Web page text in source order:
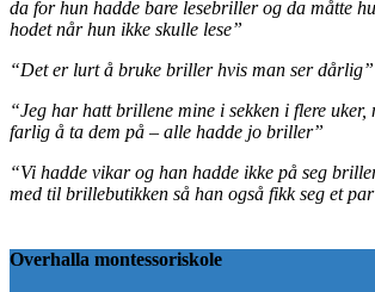
da for hun hadde bare lesebriller og da måtte
hodet når hun ikke skulle lese”
“Det er lurt å bruke briller hvis man ser dårlig”
“Jeg har hatt brillene mine i sekken i flere uker,
farlig å ta dem på – alle hadde jo briller”
“Vi hadde vikar og han hadde ikke på seg
med til brillebutikken så han også fikk seg et
Overhalla montessoriskole